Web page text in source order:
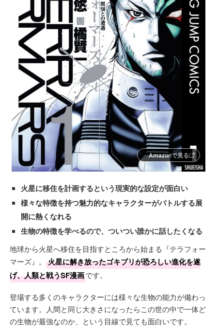
Amazonで見る
火星に移住を計画するという現実的な設定が面白い
様々な特徴を持つ魅力的なキャラクターがバトルする展
開に熱くなれる
生物の特徴を学べるので、ついつい誰かに話したくなる
地球から火星へ移住を目指すところから始まる『テラフォー
マーズ』。
火星に解き放ったゴキブリが恐ろしい進化を遂
げ、人類と戦うSF漫画です。
登場する多くのキャラクターには様々な生物の能力が備わっ
ています。人間と同じ大きさになったらこの世の中で一体ど
の生物が最強なのか、という目線で見ても面白いです。